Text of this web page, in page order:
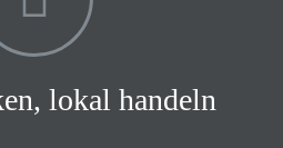
lokal handeln